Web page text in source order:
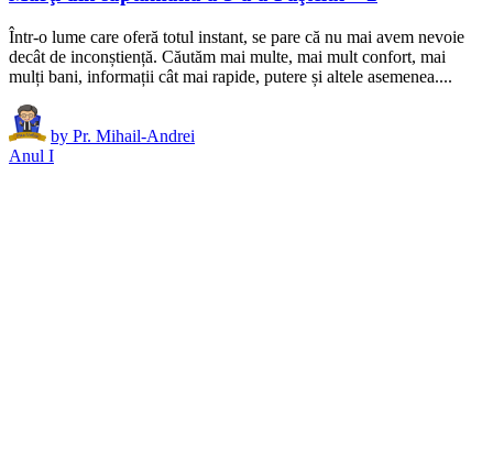
Într-o lume care oferă totul instant, se pare că nu mai avem nevoie
decât de inconștiență. Căutăm mai multe, mai mult confort, mai
mulți bani, informații cât mai rapide, putere și altele asemenea....
by Pr. Mihail-Andrei
Anul I